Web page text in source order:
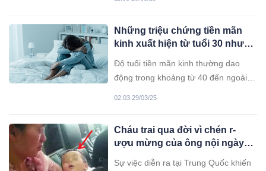
Những triệu chứng tiền mãn
kinh xuất hiện từ tuổi 30 nhưng
Độ tuổi tiền mãn kinh thường dao
động trong khoảng từ 40 đến ngoài
phải chịu đựng nhiều khó chịu rất lâu
mà không biết.
02:03 29/03/25
Cháu trai qua đời vì chén r-
ượu mừng của ông nội ngày
Sự việc diễn ra tại Trung Quốc khiến